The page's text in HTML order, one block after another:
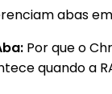
abas
Por que o
quando a